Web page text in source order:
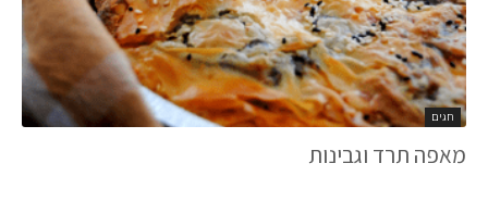
חגים
מאפה תרד וגבינות